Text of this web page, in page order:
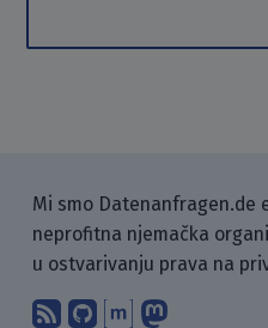
Mi smo Datenanfragen.de
neprofitna njemačka
u ostvarivanju prava na
Pretplati se na
Pronađi nas